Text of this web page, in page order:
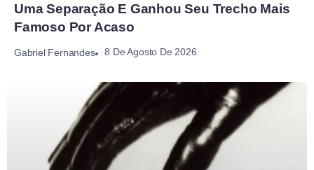
Uma Separação E Ganhou Seu Trecho Mais
Famoso Por Acaso
Gabriel Fernandes 8 De Agosto De 2026